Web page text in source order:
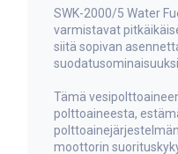
SWK-2000/5 Water
varmistavat
siitä sopivan
Tämä
polttoaineesta,
moottorin